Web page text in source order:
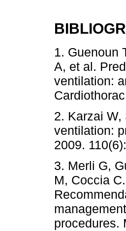
1. Guenoun
A, et al.
ventilation:
2. Karzai
ventilation:
2009.
3. Merli G,
M, Coccia
procedures.